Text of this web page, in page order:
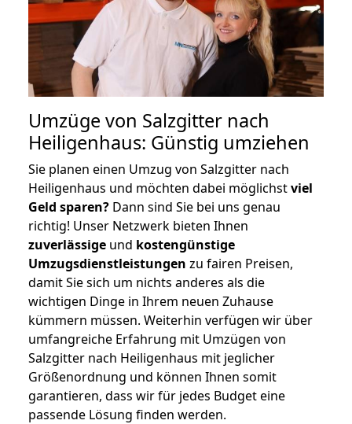
Umzüge von Salzgitter nach
Heiligenhaus: Günstig umziehen
Sie planen einen Umzug von Salzgitter nach
Heiligenhaus und möchten dabei möglichstviel
Geld sparen? Dann sind Sie bei uns genau
richtig! Unser Netzwerk bieten Ihnen
zuverlässige und kostengünstige
Umzugsdienstleistungen zu fairen Preisen,
damit Sie sich um nichts anderes als die
wichtigen Dinge in Ihrem neuen Zuhause
kümmern müssen. Weiterhin verfügen wir über
umfangreiche Erfahrung mit Umzügen von
Salzgitter nach Heiligenhaus mit jeglicher
Größenordnung und können Ihnen somit
garantieren, dass wir für jedes Budget eine
passende Lösung finden werden.